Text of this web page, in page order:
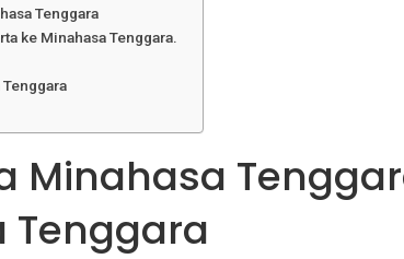
Tenggara
ke Minahasa Tenggara.
Minahasa
Tenggara